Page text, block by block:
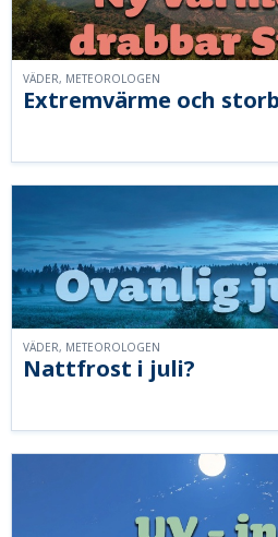
Extremvärme och
VÄDER, METEOROLOGEN
Nattfrost i juli?
VÄDER, METEOROLOGEN